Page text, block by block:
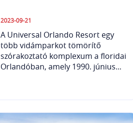
2023-09-21
A Universal Orlando Resort egy
több vidámparkot tömörítő
szórakoztató komplexum a floridai
Orlandóban, amely 1990. június...